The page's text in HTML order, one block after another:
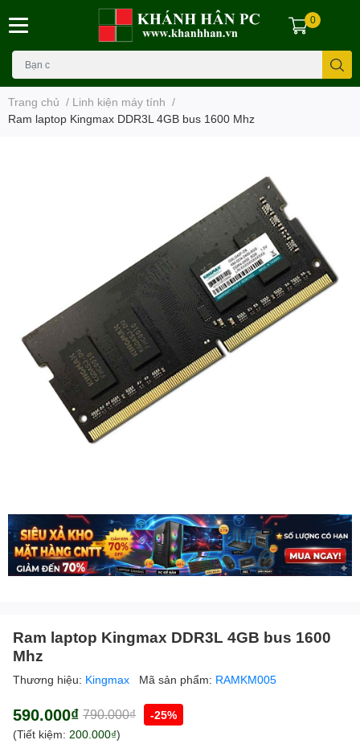
0
Trang chủ / Linh kiện máy tính /
Ram laptop Kingmax DDR3L 4GB bus 1600 Mhz
Ram laptop Kingmax DDR3L 4GB bus 1600
Mhz
Thương hiệu: Kingmax Mã sản phẩm: RAMKM005
590.000₫ 790.000₫
-25%
(Tiết kiệm: 200.000₫)